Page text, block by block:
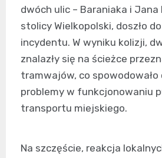
dwóch ulic – Baraniaka i Jana
stolicy Wielkopolski, doszło
incydentu. W wyniku kolizji,
znalazły się na ścieżce
tramwajów, co spowodowało
problemy w funkcjonowaniu
transportu miejskiego.
Na szczęście, reakcja